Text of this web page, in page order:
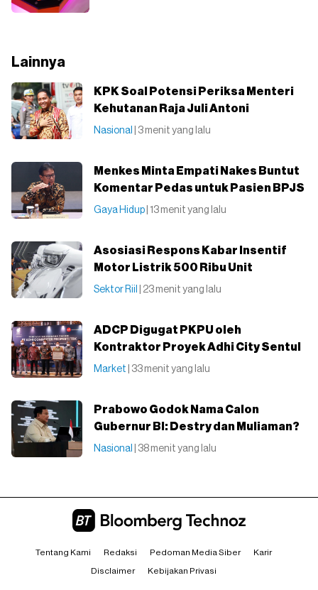
Lainnya
KPK Soal Potensi Periksa Menteri
Kehutanan Raja Juli Antoni
Nasional | 3 menit yang lalu
Menkes Minta Empati Nakes Buntut
Komentar Pedas untuk Pasien BPJS
Gaya Hidup | 13 menit yang lalu
Asosiasi Respons Kabar Insentif
Motor Listrik 500 Ribu Unit
Sektor Riil | 23 menit yang lalu
ADCP Digugat PKPU oleh
Kontraktor Proyek Adhi City Sentul
Market | 33 menit yang lalu
Prabowo Godok Nama Calon
Gubernur BI: Destry dan Muliaman?
Nasional | 38 menit yang lalu
Tentang Kami Redaksi Pedoman Media Siber Karir
Disclaimer Kebijakan Privasi